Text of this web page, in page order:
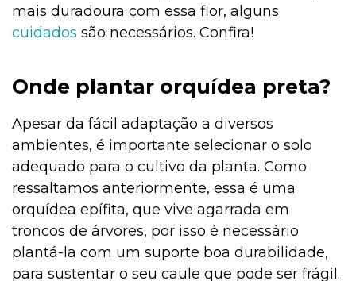
mais duradoura com essa flor, alguns
cuidados são necessários. Confira!
Onde plantar orquídea preta?
Apesar da fácil adaptação a diversos
ambientes, é importante selecionar o solo
adequado para o cultivo da planta. Como
ressaltamos anteriormente, essa é uma
orquídea epífita, que vive agarrada em
troncos de árvores, por isso é necessário
plantá-la com um suporte boa durabilidade,
para sustentar o seu caule que pode ser frágil.